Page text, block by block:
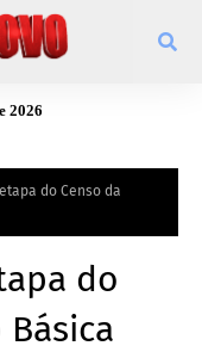
2026
do Censo da
do
Básica